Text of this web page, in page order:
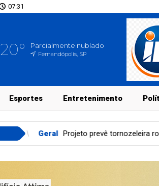
07:31
20° Parcialmente nublado
Fernandópolis, SP
Esportes Entretenimento
tornozeleira rosa para agressores de